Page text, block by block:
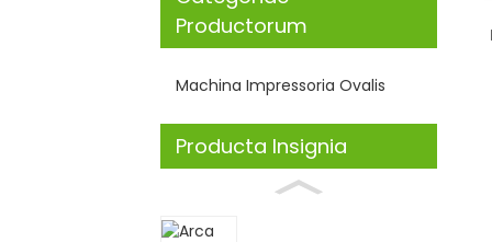
Productorum
Machina Impressoria Ovalis
Producta Insignia
Loading...
Loading...